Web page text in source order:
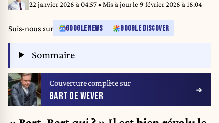
22 janvier 2026 à 04:57• Mis à jour le 9 février 2026 à 16:04
Suis-nous sur GOOGLE NEWS GOOGLE DISCOVER
Sommaire
Couverture complète sur
BART DE WEVER